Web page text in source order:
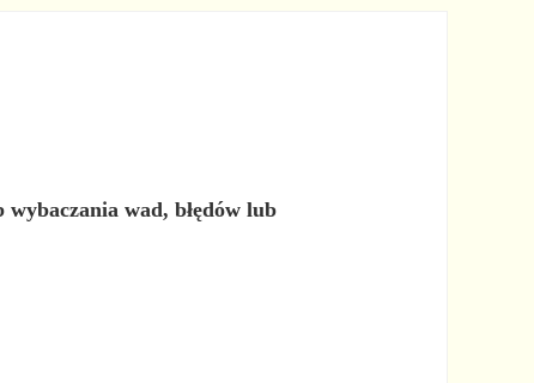
wad, błędów lub